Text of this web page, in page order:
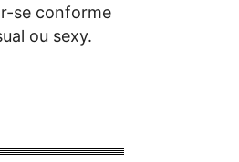
se conforme
ou sexy.